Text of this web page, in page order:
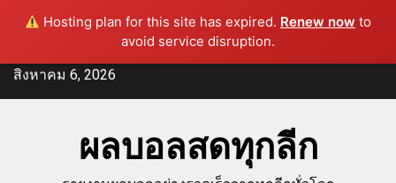
Hosting plan for this site has expired. Renew now to
avoid service disruption.
Skipสิงหาคม 6, 2026
ผลบอลสดทุกลีก